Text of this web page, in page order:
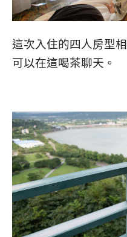
這次入住的四人房型
可以在這喝茶聊天。